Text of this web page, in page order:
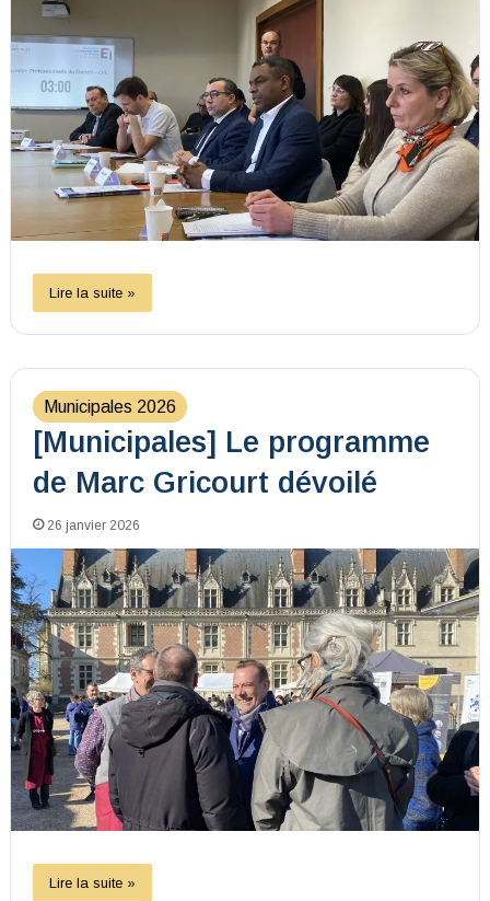
Lire la suite »
Municipales 2026
[Municipales] Le programme
de Marc Gricourt dévoilé
26 janvier 2026
Lire la suite »